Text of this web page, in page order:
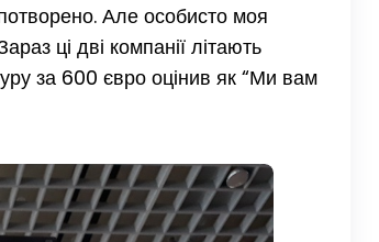
Але особисто моя
ці дві компанії літають
за 600 євро оцінив як “Ми вам